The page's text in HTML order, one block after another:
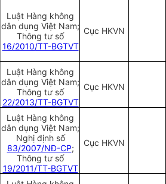
Luật Hàng không
dân dụng Việt Nam;
Thông tư số
16/2010/TT-BGTVT
Cục HKVN
Luật Hàng không
dân dụng Việt Nam;
Thông tư số
22/2013/TT-BGTVT
Cục HKVN
Luật Hàng không
dân dụng Việt Nam;
Nghị định số
83/2007/NĐ-CP;
Thông tư số
19/2011/TT-BGTVT
Cục HKVN